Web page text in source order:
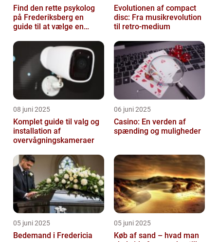
Find den rette psykolog
på Frederiksberg en
guide til at vælge en
Evolutionen af compact
disc: Fra musikrevolution
til retro-medium
08 juni 2025
Komplet guide til valg og
installation af
overvågningskameraer
06 juni 2025
Casino: En verden af
spænding og muligheder
05 juni 2025
Bedemand i Fredericia
05 juni 2025
Køb af sand – hvad man